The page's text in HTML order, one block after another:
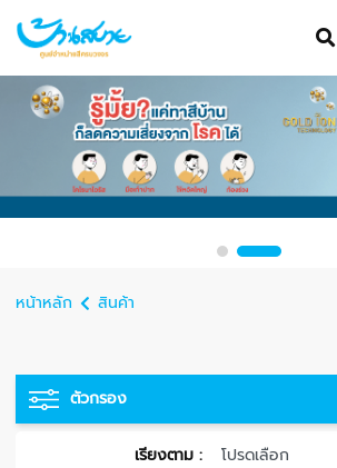
หน้าหลัก สินค้า
ตัวกรอง
เรียงตาม :